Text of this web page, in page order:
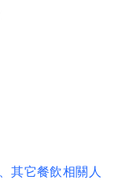
、其它餐飲相關人